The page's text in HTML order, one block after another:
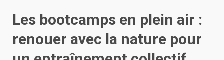
Les bootcamps en plein air :
renouer avec la nature pour